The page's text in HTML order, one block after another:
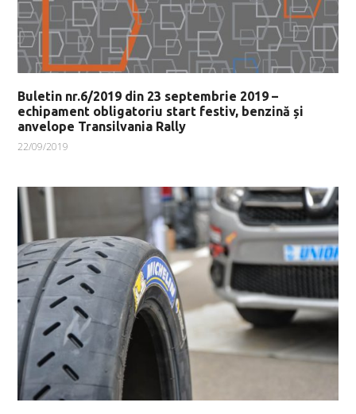
Buletin nr.6/2019 din 23 septembrie 2019 –
echipament obligatoriu start festiv, benzină și
anvelope Transilvania Rally
22/09/2019